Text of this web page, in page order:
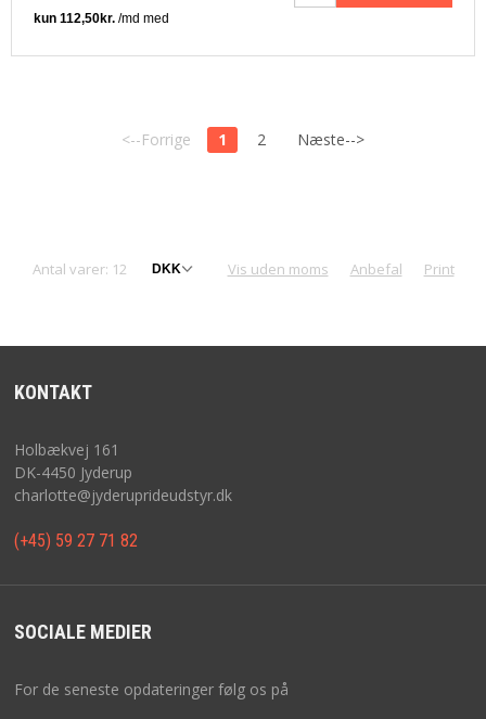
<--Forrige 1 2 Næste-->
Antal varer: 12 Vis uden moms Anbefal Print
KONTAKT
Holbækvej 161
DK-4450 Jyderup
charlotte@jyderuprideudstyr.dk
(+45) 59 27 71 82
SOCIALE MEDIER
For de seneste opdateringer følg os på